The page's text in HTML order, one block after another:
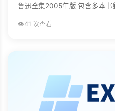
鲁迅全集2005年版,包含多本书
👁️41 次查看